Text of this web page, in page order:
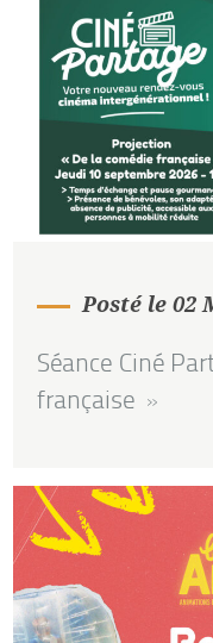
Posté le 02
Séance Ciné
française »